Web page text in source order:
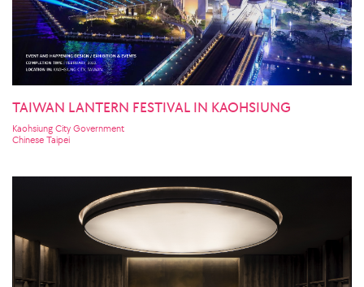
TAIWAN LANTERN FESTIVAL IN KAOHSIUNG
Kaohsiung City Government
Chinese Taipei